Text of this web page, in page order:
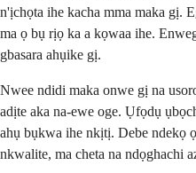
n'ịchọta ihe kacha mma maka gị.
ma ọ bụ rịọ ka a kọwaa ihe.
gbasara ahụike gị.
Nwee ndidi maka onwe gị na
adịte aka na-ewe oge. Ụfọdụ
ahụ bụkwa ihe nkịtị. Debe ndekọ
nkwalite, ma cheta na ndọghachi